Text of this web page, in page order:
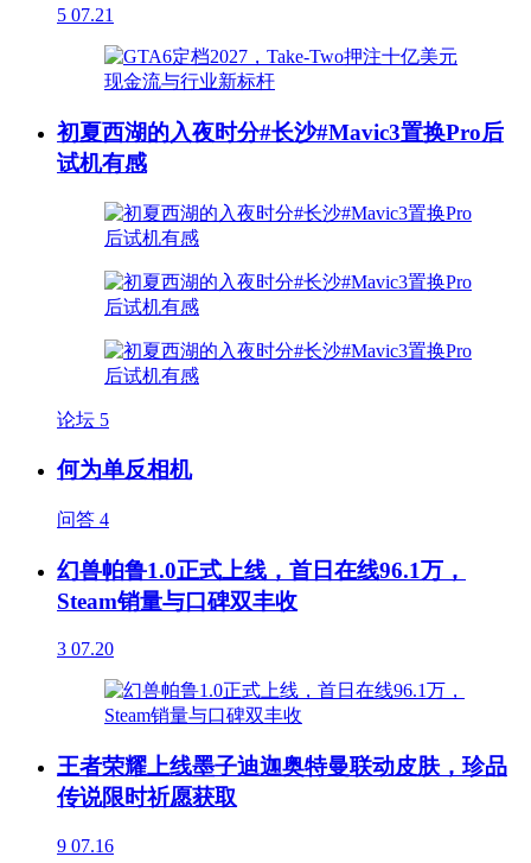
5 07.21
初夏西湖的入夜时分#长沙#Mavic3置换Pro后
试机有感
论坛 5
何为单反相机
问答 4
幻兽帕鲁1.0正式上线，首日在线96.1万，
Steam销量与口碑双丰收
3 07.20
王者荣耀上线墨子迪迦奥特曼联动皮肤，珍品
传说限时祈愿获取
9 07.16